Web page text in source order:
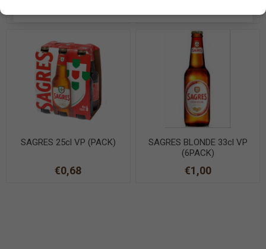
SAGRES 25cl VP (PACK)
€0,68
SAGRES BLONDE 33cl VP
(6PACK)
€1,00